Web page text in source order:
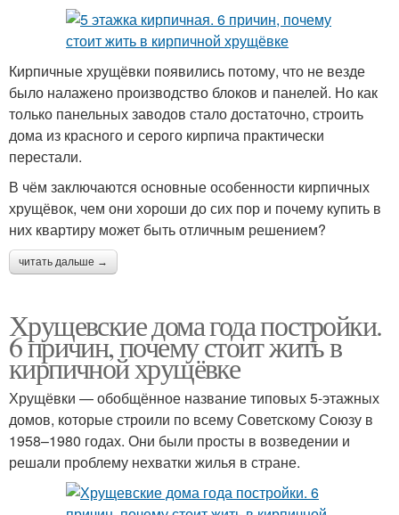
Кирпичные хрущёвки появились потому, что не везде
было налажено производство блоков и панелей. Но как
только панельных заводов стало достаточно, строить
дома из красного и серого кирпича практически
перестали.
В чём заключаются основные особенности кирпичных
хрущёвок, чем они хороши до сих пор и почему купить в
них квартиру может быть отличным решением?
читать дальше →
Хрущевские дома года постройки.
6 причин, почему стоит жить в
кирпичной хрущёвке
Хрущёвки — обобщённое название типовых 5-этажных
домов, которые строили по всему Советскому Союзу в
1958–1980 годах. Они были просты в возведении и
решали проблему нехватки жилья в стране.